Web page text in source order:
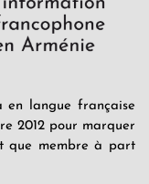
en langue française
2012 pour marquer
que membre à part